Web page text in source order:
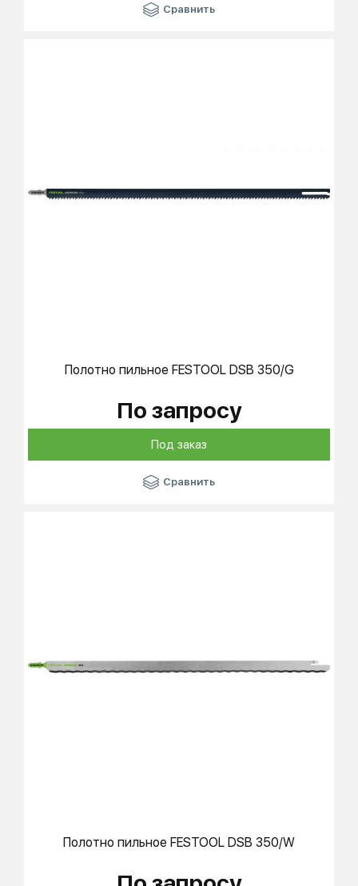
Сравнить
Полотно пильное FESTOOLDSB 350/G
По запросу
Под заказ
Сравнить
Полотно пильное FESTOOL DSB 350/W